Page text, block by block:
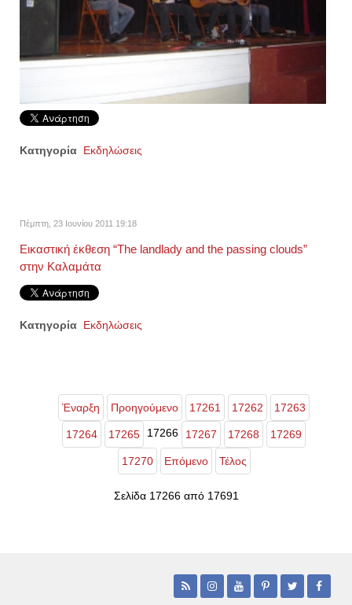
Κατηγορία Εκδηλώσεις
Πέμπτη, 23 Ιουνίου 2011 19:18
Εικαστική έκθεση “Τhe landlady and the passing clouds”
στην Καλαμάτα
Κατηγορία Εκδηλώσεις
Έναρξη Προηγούμενο 17261 17262 17263
17264 17265 17266 17267 17268 17269
17270 Επόμενο Τέλος
Σελίδα 17266 από 17691